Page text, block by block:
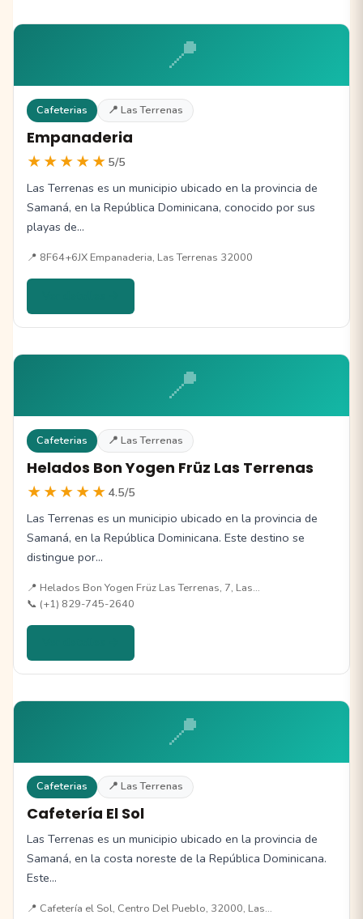
📍
Cafeterias 📍 Las Terrenas
Empanaderia
★★★★★ 5/5
Las Terrenas es un municipio ubicado en la provincia de
Samaná, en la República Dominicana, conocido por sus
playas de…
📍 8F64+6JX Empanaderia, Las Terrenas 32000
📍
Cafeterias 📍 Las Terrenas
Helados Bon Yogen Früz Las Terrenas
★★★★★ 4.5/5
Las Terrenas es un municipio ubicado en la provincia de
Samaná, en la República Dominicana. Este destino se
distingue por…
📍 Helados Bon Yogen Früz Las Terrenas, 7, Las…
📞 (+1) 829-745-2640
📍
Cafeterias 📍 Las Terrenas
Cafetería El Sol
Las Terrenas es un municipio ubicado en la provincia de
Samaná, en la costa noreste de la República Dominicana.
Este…
📍 Cafetería el Sol, Centro Del Pueblo, 32000, Las…